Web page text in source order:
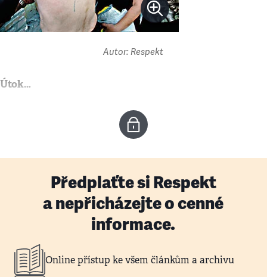
Autor: Respekt
Útok…
Předplaťte si Respekt
a nepřicházejte o cenné
informace.
Online přístup ke všem článkům a archivu